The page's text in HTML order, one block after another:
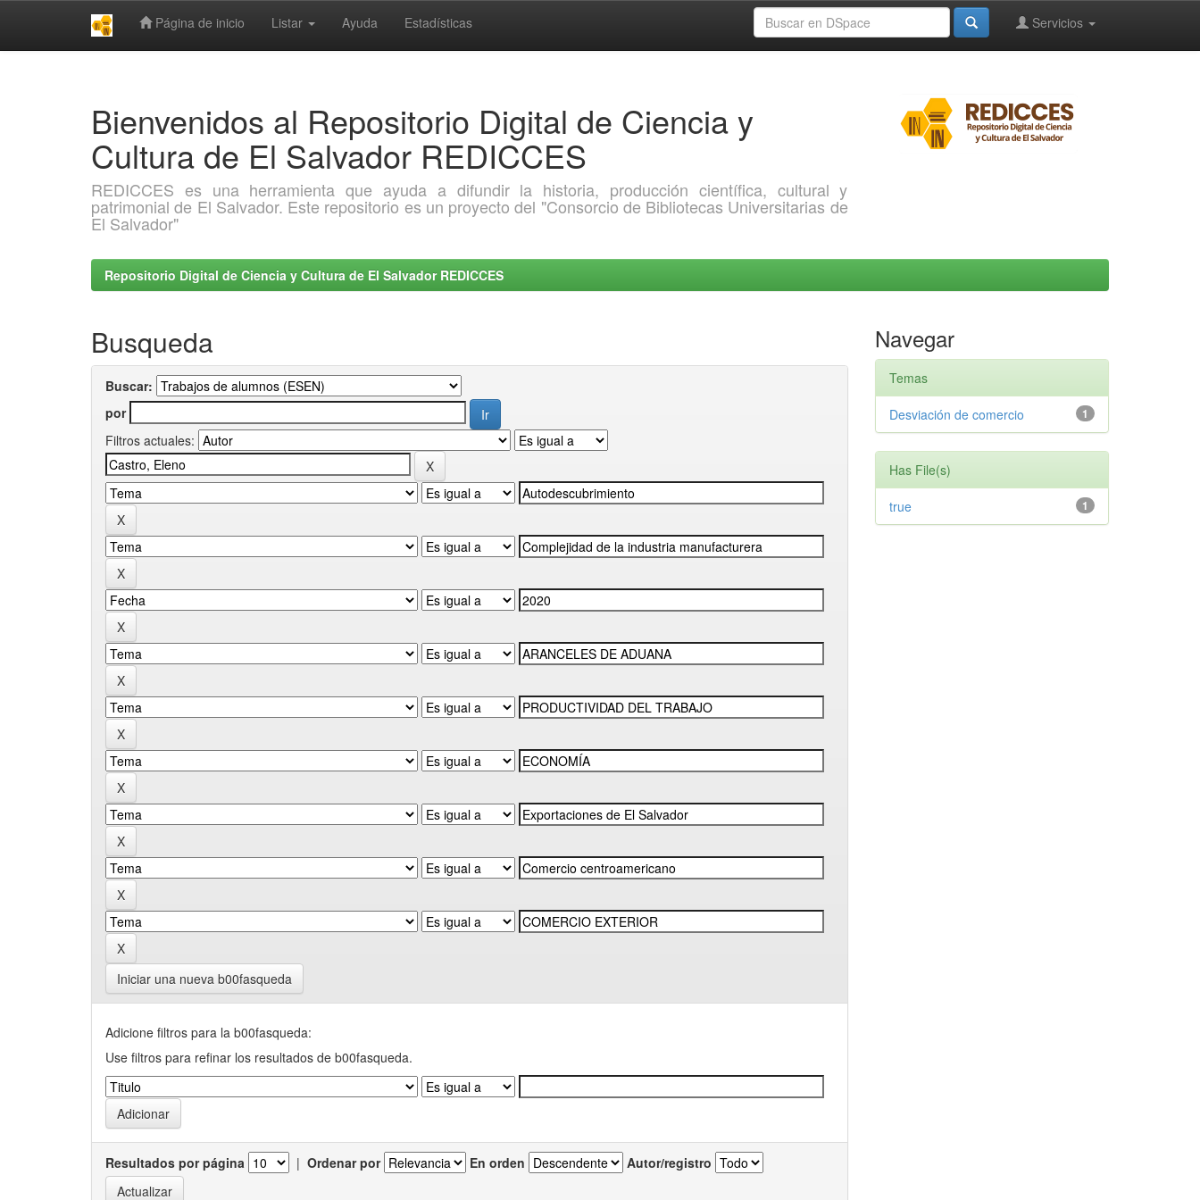
Página de inicio Listar Ayuda Estadísticas Servicios
Bienvenidos al Repositorio Digital de Ciencia y
Cultura de El Salvador REDICCES
REDICCES es una herramienta que ayuda a difundir la historia, producción científica, cultural y
patrimonial de El Salvador. Este repositorio es un proyecto del "Consorcio de Bibliotecas Universitarias de
El Salvador"
Repositorio Digital de Ciencia y Cultura de El Salvador REDICCES
Busqueda
Buscar:
por
Filtros actuales:
Iniciar una nueva b00fasqueda
Adicione filtros para la b00fasqueda:
Use filtros para refinar los resultados de b00fasqueda.
Resultados por página | Ordenar por En orden Autor/registro
Navegar
Temas
1
Desviación de comercio
Has File(s)
1
true